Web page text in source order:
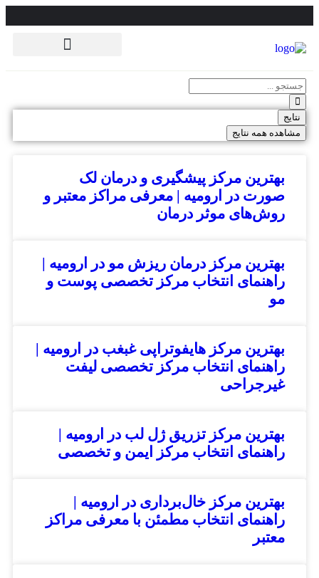
نتایج
مشاهده همه نتایج
بهترین مرکز پیشگیری و درمان لک
صورت در ارومیه | معرفی مراکز معتبر و
روش‌های موثر درمان
بهترین مرکز درمان ریزش مو در ارومیه |
راهنمای انتخاب مرکز تخصصی پوست و
مو
بهترین مرکز هایفوتراپی غبغب در ارومیه |
راهنمای انتخاب مرکز تخصصی لیفت
غیرجراحی
بهترین مرکز تزریق ژل لب در ارومیه |
راهنمای انتخاب مرکز ایمن و تخصصی
بهترین مرکز خال‌برداری در ارومیه |
راهنمای انتخاب مطمئن با معرفی مراکز
معتبر